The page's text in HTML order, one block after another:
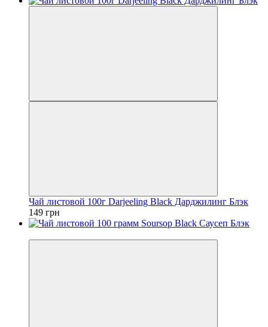
Чай листовой 100г Darjeeling Black Дарджилинг Блэк
149 грн